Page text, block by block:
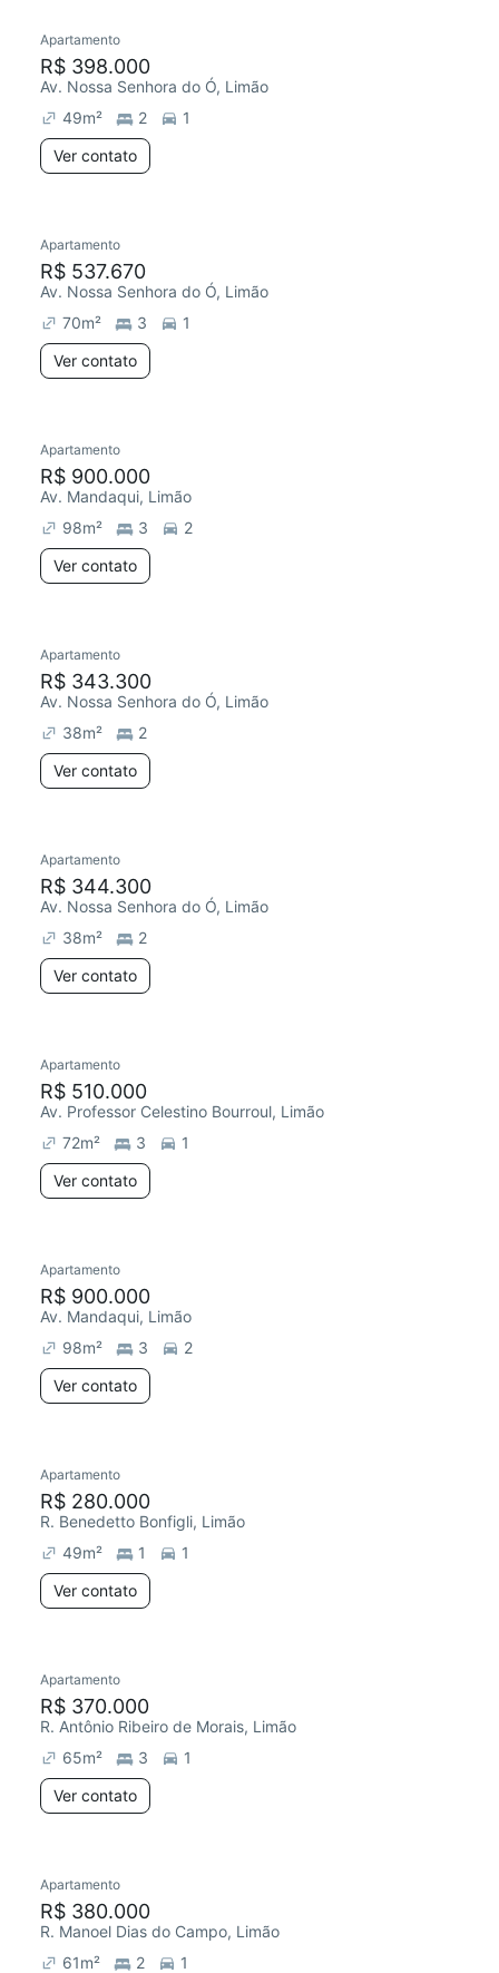
Redecorar
Apartamento
R$ 398.000
Av. Nossa Senhora do Ó, Limão
49m² 2
1
Ver contato
Apartamento
R$ 537.670
Av. Nossa Senhora do Ó, Limão
70m² 3
1
Ver contato
Redecorar
Apartamento
R$ 900.000
Av. Mandaqui, Limão
98m² 3
2
Ver contato
Apartamento
R$ 343.300
Av. Nossa Senhora do Ó, Limão
38m²
2
Ver contato
Apartamento
R$ 344.300
Av. Nossa Senhora do Ó, Limão
38m²
2
Ver contato
Apartamento
R$ 510.000
Av. Professor Celestino Bourroul, Limão
72m² 3
1
Ver contato
Apartamento
R$ 900.000
Av. Mandaqui, Limão
98m² 3
2
Ver contato
Apartamento
R$ 280.000
R. Benedetto Bonfigli, Limão
49m² 1
1
Ver contato
Apartamento
R$ 370.000
R. Antônio Ribeiro de Morais, Limão
65m² 3
1
Ver contato
Apartamento
R$ 380.000
R. Manoel Dias do Campo, Limão
61m² 2
1